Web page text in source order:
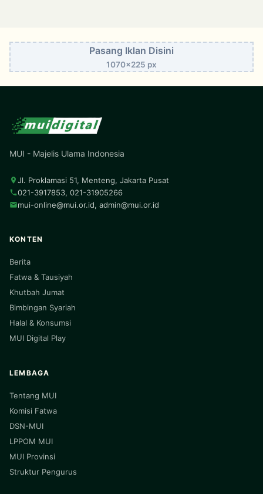
Pasang Iklan Disini
1070x225 px
MUI - Majelis Ulama Indonesia
Jl. Proklamasi 51, Menteng, Jakarta Pusat
021-3917853, 021-31905266
mui-online@mui.or.id, admin@mui.or.id
KONTEN
Berita
Fatwa & Tausiyah
Khutbah Jumat
Bimbingan Syariah
Halal & Konsumsi
MUI Digital Play
LEMBAGA
Tentang MUI
Komisi Fatwa
DSN-MUI
LPPOM MUI
MUI Provinsi
Struktur Pengurus